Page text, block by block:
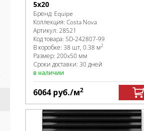
5x20
Бренд: Equipe
Коллекция: Costa Nova
Артикул: 28521
Код товара: SD-242807-99
В коробке: 38 шт, 0.38 м2
Размер: 200x50 мм
Сроки доставки: 30 дней
в наличии
6064 руб./м2